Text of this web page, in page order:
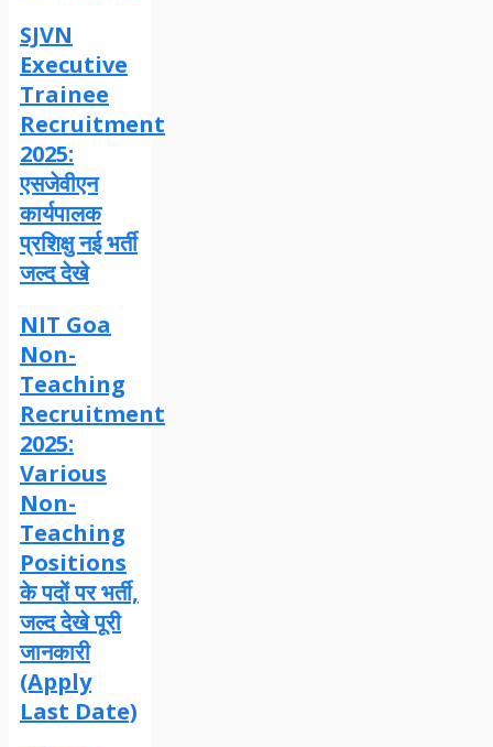
SJVN
Executive
Trainee
Recruitment
2025:
एसजेवीएन
कार्यपालक
प्रशिक्षु नई भर्ती
जल्द देखे
NIT Goa
Non-
Teaching
Recruitment
2025:
Various
Non-
Teaching
Positions
के पदों पर भर्ती,
जल्द देखे पूरी
जानकारी
(Apply
Last Date)